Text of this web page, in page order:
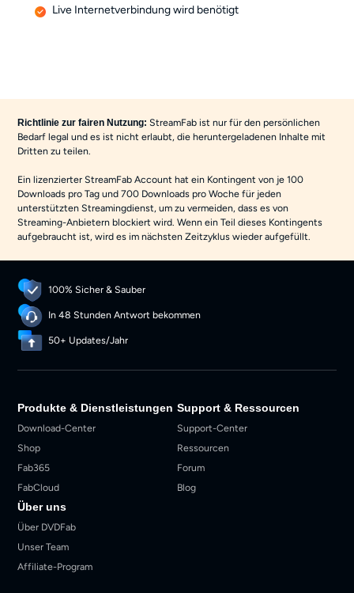
Live Internetverbindung wird benötigt
Richtlinie zur fairen Nutzung:StreamFab ist nur für den persönlichen
Bedarf legal und es ist nicht erlaubt, die heruntergeladenen Inhalte mit
Dritten zu teilen.
Ein lizenzierter StreamFab Account hat ein Kontingent von je 100
Downloads pro Tag und 700 Downloads pro Woche für jeden
unterstützten Streamingdienst, um zu vermeiden, dass es von
Streaming-Anbietern blockiert wird. Wenn ein Teil dieses Kontingents
aufgebraucht ist, wird es im nächsten Zeitzyklus wieder aufgefüllt.
100% Sicher & Sauber
In 48 Stunden Antwort bekommen
50+ Updates/Jahr
Produkte & Dienstleistungen
Download-Center
Shop
Fab365
FabCloud
Support & Ressourcen
Support-Center
Ressourcen
Forum
Blog
Über uns
Über DVDFab
Unser Team
Affiliate-Program